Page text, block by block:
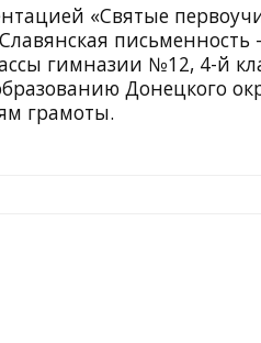
«Святые
гимназии №12, 4-й
Донецкого
грамоты.